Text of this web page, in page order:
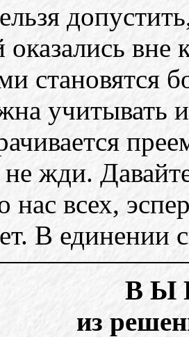
вне
становятся
учитывать
не жди.
нас всех,
В единении
В Ы
из